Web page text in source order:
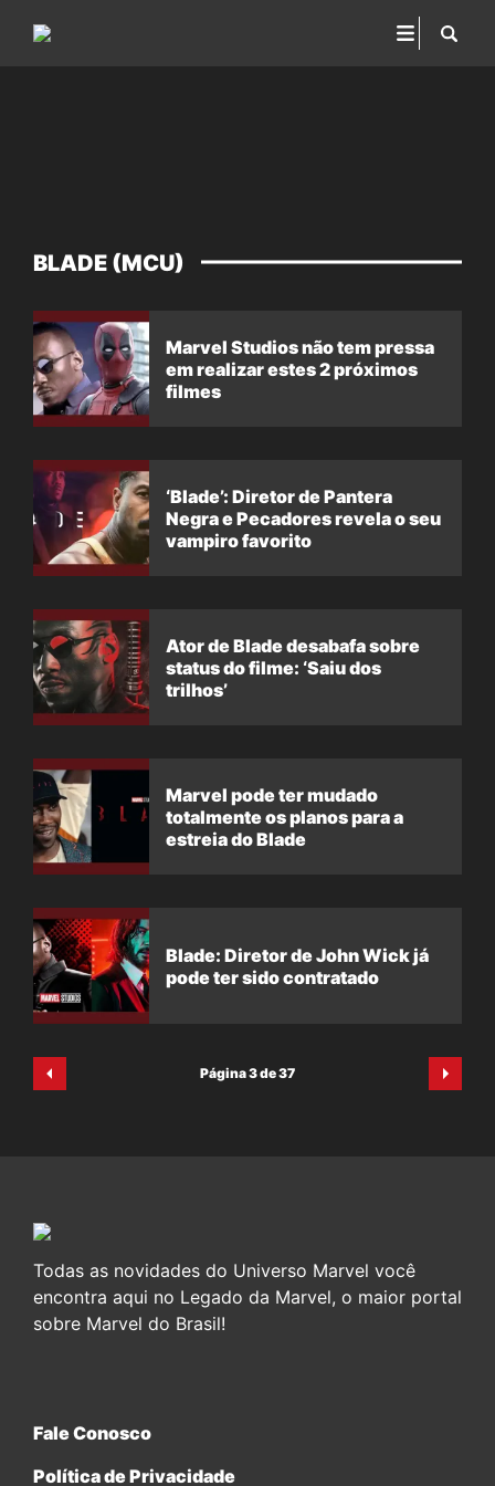
BLADE (MCU)
Marvel Studios não tem pressa
em realizar estes 2 próximos
filmes
‘Blade’: Diretor de Pantera
Negra e Pecadores revela o seu
vampiro favorito
Ator de Blade desabafa sobre
status do filme: ‘Saiu dos
trilhos’
Marvel pode ter mudado
totalmente os planos para a
estreia do Blade
Blade: Diretor de John Wick já
pode ter sido contratado
Página 3 de 37
Todas as novidades do Universo Marvel você
encontra aqui no Legado da Marvel, o maior portal
sobre Marvel do Brasil!
Fale Conosco
Política de Privacidade